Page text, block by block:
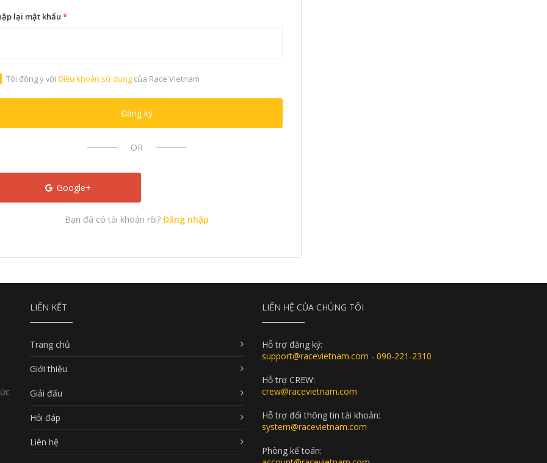
lại mật khẩu *
Tôi đồng ý với Điều khoản sử dụngcủa Race Vietnam
Đăng ký
OR
Google+
Bạn đã có tài khoản rồi? Đăng nhập
LIÊN KẾT
Trang chủ
Giới thiệu
Giải đấu
Hỏi đáp
Liên hệ
LIÊN HỆ CỦA CHÚNG TÔI
Hỗ trợ đăng ký:
support@racevietnam.com - 090-221-2310
Hỗ trợ CREW:
crew@racevietnam.com
Hỗ trợ đổi thông tin tài khoản:
system@racevietnam.com
Phòng kế toán: